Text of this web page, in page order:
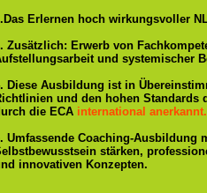
Erlernen hoch wirkungsvoller
Zusätzlich: Erwerb von
und systemischer
Diese Ausbildung ist in
und den hohen Standards
die ECA international anerkannt.
Umfassende Coaching-Ausbildung
stärken,
innovativen Konzepten.